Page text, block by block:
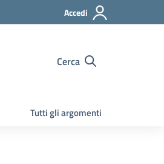
Accedi
Cerca
Tutti gli argomenti